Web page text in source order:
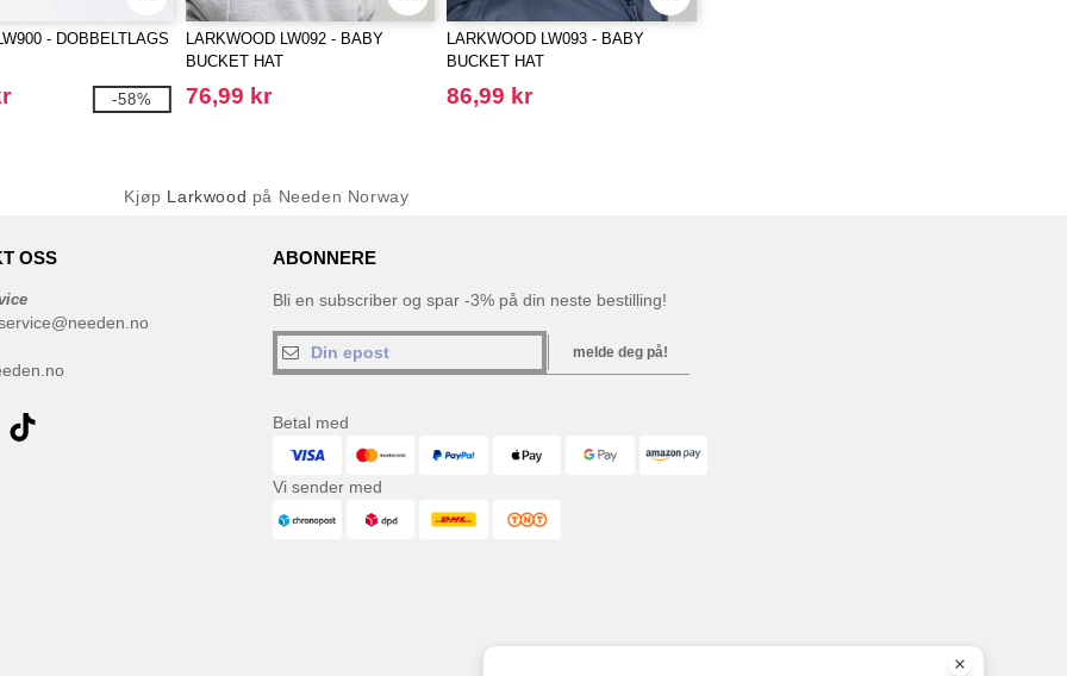
- DOBBELTLAGS
-58%
LARKWOOD LW092 - BABY
BUCKET HAT
76,99 kr
LARKWOOD LW093 - BABY
BUCKET HAT
86,99 kr
Kjøp Larkwood på Needen Norway
OSS ABONNERE
Bli en subscriber og spar -3% på din neste bestilling!
melde deg på!
Betal med
Vi sender med